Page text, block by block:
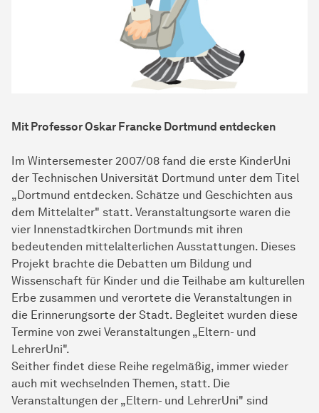
Mit Professor Oskar Francke Dortmund entdecken
Im Wintersemester 2007/08 fand die erste KinderUni
der Technischen Universität Dortmund unter dem Titel
„Dortmund entdecken. Schätze und Geschichten aus
dem Mittelalter" statt. Veranstaltungsorte waren die
vier Innenstadtkirchen Dortmunds mit ihren
bedeutenden mittelalterlichen Ausstattungen. Dieses
Projekt brachte die Debatten um Bildung und
Wissenschaft für Kinder und die Teilhabe am kulturellen
Erbe zusammen und verortete die Veranstaltungen in
die Erinnerungsorte der Stadt. Begleitet wurden diese
Termine von zwei Veranstaltungen „Eltern- und
LehrerUni".
Seither findet diese Reihe regelmäßig, immer wieder
auch mit wechselnden Themen, statt. Die
Veranstaltungen der „Eltern- und LehrerUni" sind